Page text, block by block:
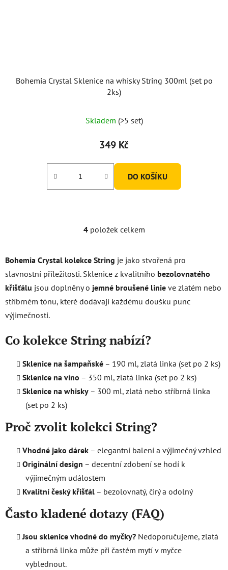
Bohemia Crystal Sklenice na whisky String 300ml (set po
2ks)
Skladem (>5 set)
349 Kč
DO KOŠÍKU
O
l
á
d
a
c
r
v
k
y
v
ý
s
u
4položek celkem
Bohemia Crystal kolekce String je jako stvořená pro
slavnostní příležitosti. Sklenice z kvalitního bezolovnatého
křišťálu jsou doplněny o jemné broušené linie ve zlatém nebo
stříbrném tónu, které dodávají každému doušku punc
výjimečnosti.
Co kolekce String nabízí?
Sklenice na šampaňské – 190 ml, zlatá linka (set po 2 ks)
Sklenice na víno – 350 ml, zlatá linka (set po 2 ks)
Sklenice na whisky – 300 ml, zlatá nebo stříbrná linka
(set po 2 ks)
Proč zvolit kolekci String?
Vhodné jako dárek – elegantní balení a výjimečný vzhled
Originální design – decentní zdobení se hodí k
výjimečným událostem
Kvalitní český křišťál – bezolovnatý, čirý a odolný
Často kladené dotazy (FAQ)
Jsou sklenice vhodné do myčky? Nedoporučujeme, zlatá
a stříbrná linka může při častém mytí v myčce
vyblednout.